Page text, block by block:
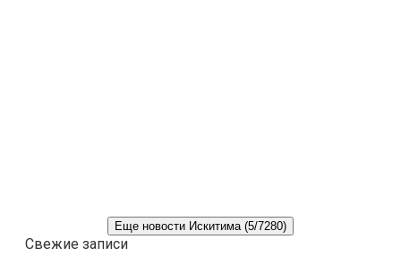
Еще новости Искитима (5/7280)
Свежие записи